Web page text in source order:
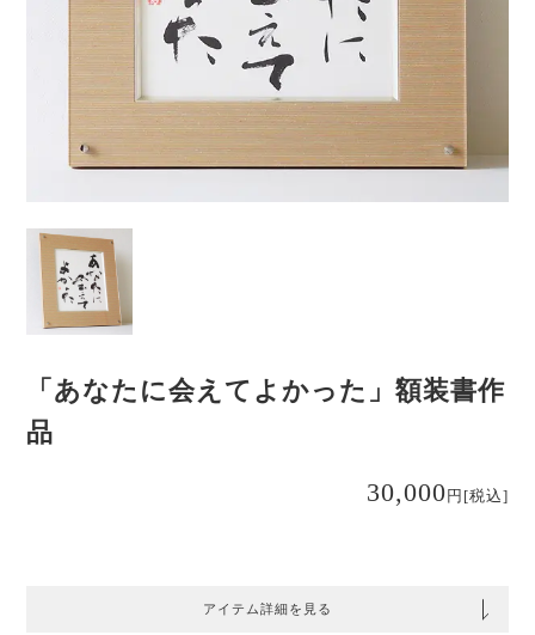
「あなたに会えてよかった」額装書作
品
30,000 円 [税込]
アイテム詳細を見る